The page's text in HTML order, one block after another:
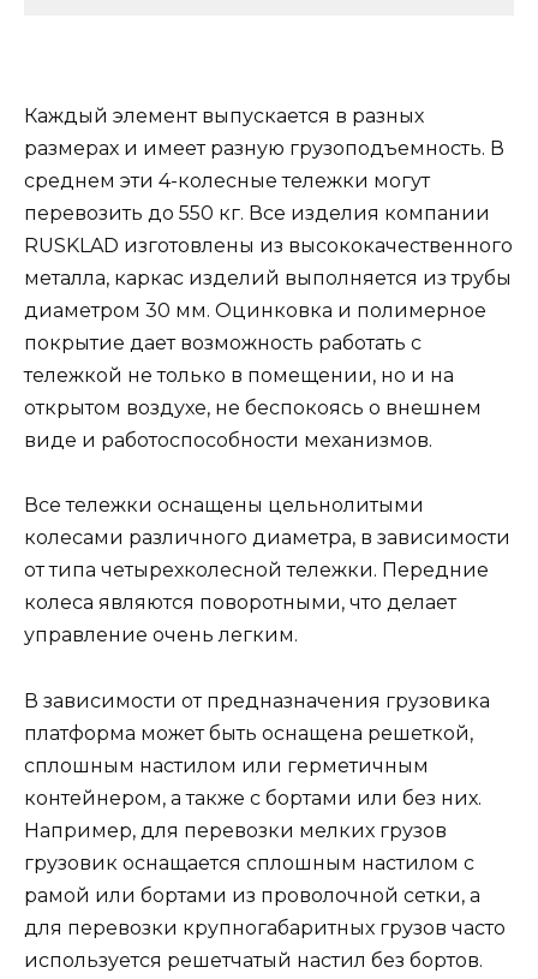
Каждый элемент выпускается в разных
размерах и имеет разную грузоподъемность. В
среднем эти 4-колесные тележки могут
перевозить до 550 кг. Все изделия компании
RUSKLAD изготовлены из высококачественного
металла, каркас изделий выполняется из трубы
диаметром 30 мм. Оцинковка и полимерное
покрытие дает возможность работать с
тележкой не только в помещении, но и на
открытом воздухе, не беспокоясь о внешнем
виде и работоспособности механизмов.
Все тележки оснащены цельнолитыми
колесами различного диаметра, в зависимости
от типа четырехколесной тележки. Передние
колеса являются поворотными, что делает
управление очень легким.
В зависимости от предназначения грузовика
платформа может быть оснащена решеткой,
сплошным настилом или герметичным
контейнером, а также с бортами или без них.
Например, для перевозки мелких грузов
грузовик оснащается сплошным настилом с
рамой или бортами из проволочной сетки, а
для перевозки крупногабаритных грузов часто
используется решетчатый настил без бортов.